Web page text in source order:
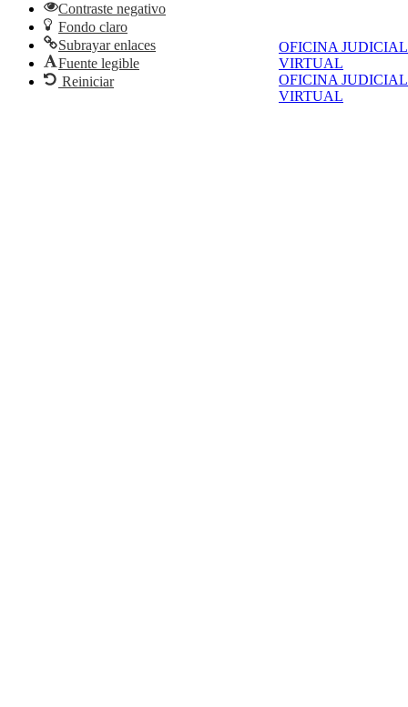
OFICINA JUDICIAL
VIRTUAL
OFICINA JUDICIAL
VIRTUAL
Contraste negativo
Fondo claro
Subrayar enlaces
Fuente legible
Reiniciar